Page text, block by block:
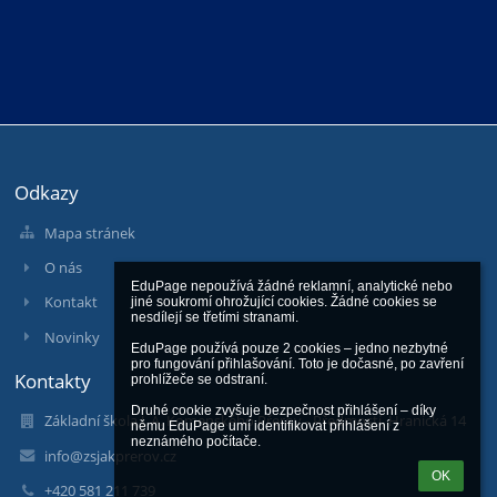
EduPage nepoužívá žádné reklamní, analytické nebo
jiné soukromí ohrožující cookies. Žádné cookies se
nesdílejí se třetími stranami.
EduPage používá pouze 2 cookies – jedno nezbytné
pro fungování přihlašování. Toto je dočasné, po zavření
prohlížeče se odstraní.
Druhé cookie zvyšuje bezpečnost přihlášení – díky
němu EduPage umí identifikovat přihlášení z
neznámého počítače.
OK
Odkazy
Mapa stránek
O nás
Kontakt
Novinky
Kontakty
Základní škola J. A. Komenského Přerov - Předmostí, Hranická 14
info@zsjakprerov.cz
+420 581 211 739